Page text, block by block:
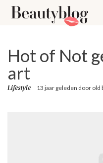
Hot of Not
art
Lifestyle 13 jaar geleden door old